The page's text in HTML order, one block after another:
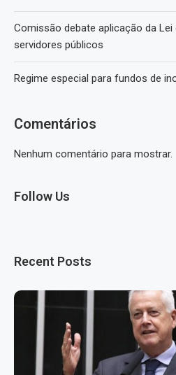
Comissão debate aplicação da Lei
servidores públicos
Regime especial para fundos de
Comentários
Nenhum comentário para mostrar.
Follow Us
Recent Posts